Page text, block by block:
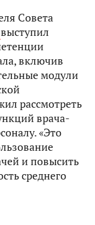
Совета
выступил
включив
модули
рассмотреть
врача-
«Это
и повысить
среднего